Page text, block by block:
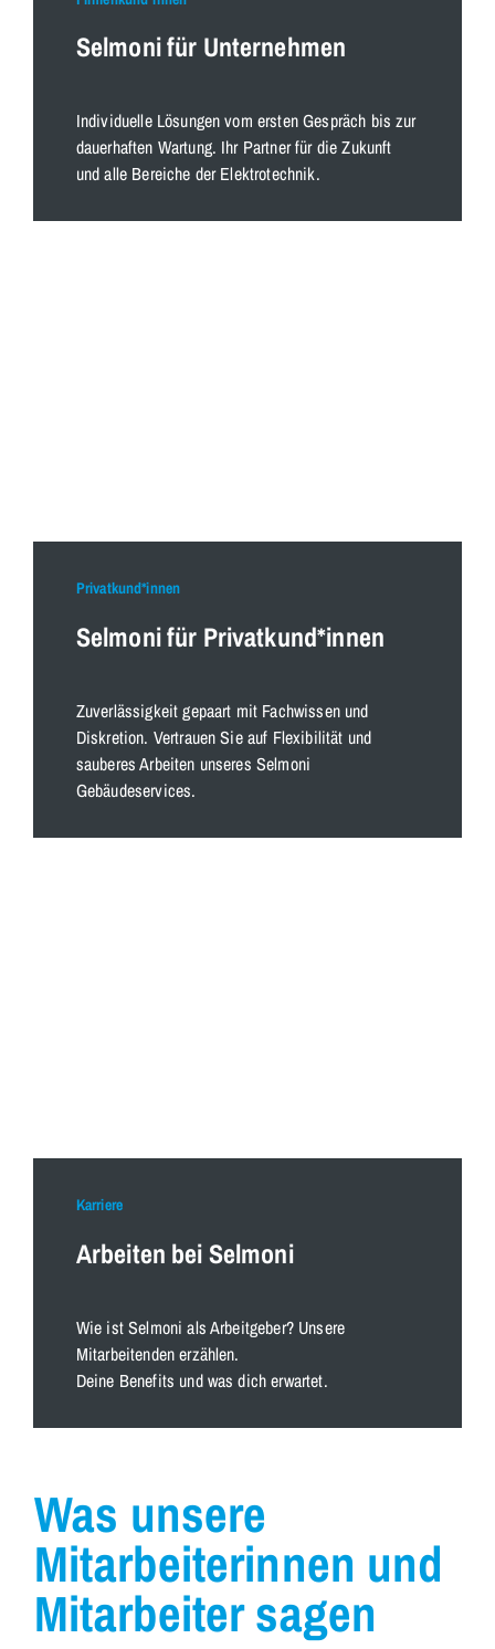
Selmoni für Unternehmen
Individuelle Lösungen vom ersten Gespräch bis zur
dauerhaften Wartung. Ihr Partner für die Zukunft
und alle Bereiche der Elektrotechnik.
Privatkund*innen
Selmoni für Privatkund*innen
Zuverlässigkeit gepaart mit Fachwissen und
Diskretion. Vertrauen Sie auf Flexibilität und
sauberes Arbeiten unseres Selmoni
Gebäudeservices.
Karriere
Arbeiten bei Selmoni
Wie ist Selmoni als Arbeitgeber? Unsere
Mitarbeitenden erzählen.
Deine Benefits und was dich erwartet.
Was unsere
Mitarbeiterinnen und
Mitarbeiter sagen